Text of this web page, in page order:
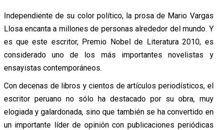
Independiente de su color político, la prosa de Mario Vargas
Llosa encanta a millones de personas alrededor del mundo. Y
es que este escritor, Premio Nobel de Literatura 2010, es
considerado uno de los más importantes novelistas y
ensayistas contemporáneos.
Con decenas de libros y cientos de artículos periodísticos, el
escritor peruano no sólo ha destacado por su obra, muy
elogiada y galardonada, sino que también se ha convertido en
un importante líder de opinión con publicaciones periódicas